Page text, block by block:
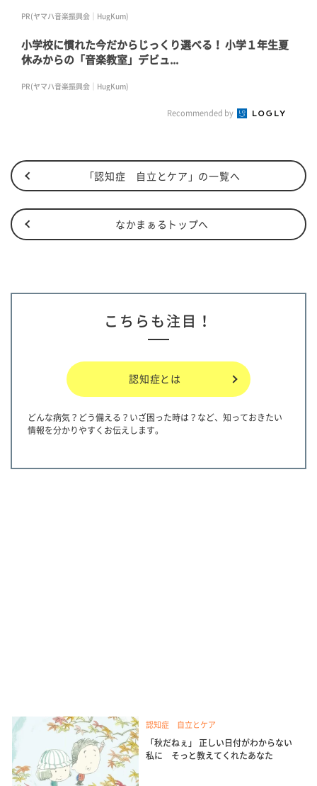
PR(ヤマハ音楽振興会｜HugKum)
小学校に慣れた今だからじっくり選べる！ 小学１年生夏
休みからの「音楽教室」デビュ...
PR(ヤマハ音楽振興会｜HugKum)
Recommended by
「認知症 自立とケア」の一覧へ
なかまぁるトップへ
こちらも注目！
認知症とは
どんな病気？どう備える？いざ困った時は？など、知っておきたい
情報を分かりやすくお伝えします。
認知症 自立とケア
「秋だねぇ」 正しい日付がわからない
私に そっと教えてくれたあなた